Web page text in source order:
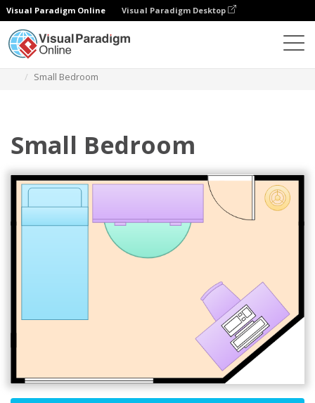
Visual Paradigm Online Visual Paradigm Desktop
Small Bedroom
Small Bedroom